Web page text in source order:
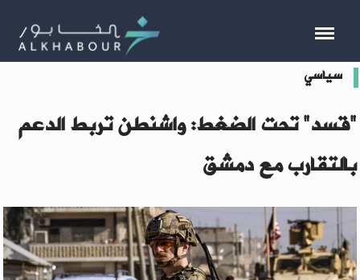
سياسي
"قسد" تحت الضغط: واشنطن تربط الدعم
بالتقارب مع دمشق